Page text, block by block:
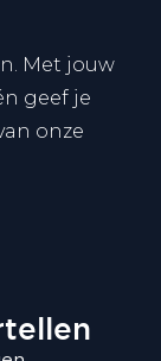
Met jouw
geef je
onze